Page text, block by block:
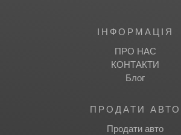
IНФОРМАЦІЯ
ПРО НАС
КОНТАКТИ
Блог
ПРОДАТИ АВТО
Продати авто